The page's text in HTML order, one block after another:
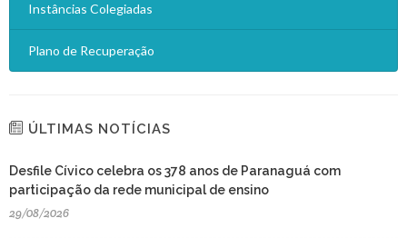
Instâncias Colegiadas
Plano de Recuperação
ÚLTIMAS NOTÍCIAS
Desfile Cívico celebra os 378 anos de Paranaguá com
participação da rede municipal de ensino
29/08/2026